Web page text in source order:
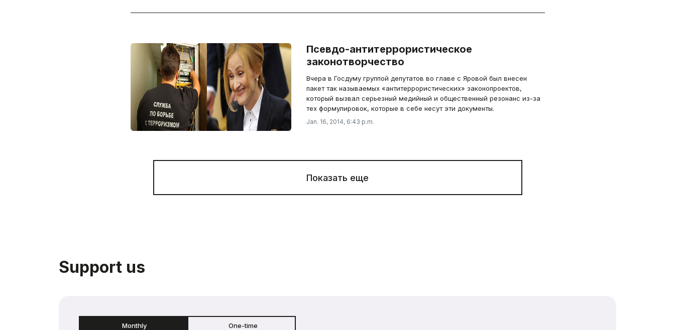
Псевдо-антитеррористическое
законотворчество
Вчера в Госдуму группой депутатов во главе с Яровой был внесен
пакет так называемых «антитеррористических» законопроектов,
который вызвал серьезный медийный и общественный резонанс из-за
тех формулировок, которые в себе несут эти документы.
Jan. 16, 2014, 6:43 p.m.
Показать еще
Support us
Monthly One-time